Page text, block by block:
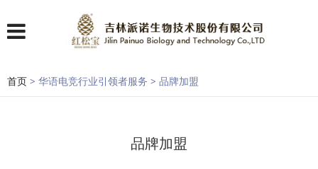
首页 > 华语电竞行业引领者服务 > 品牌加盟
品牌加盟